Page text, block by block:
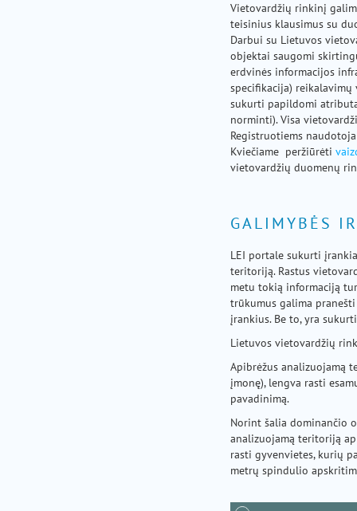
Vietovardžių rinkinį
teisinius klausimus su
Darbui su Lietuvos
objektai saugomi
erdvinės informacijos
specifikacija)
sukurti papildomi
norminti). Visa
Registruotiems
Kviečiame peržiūrėti
vietovardžių duomenų
GALIMYBĖS
LEI portale sukurti
teritoriją. Rastus
metu tokią informaciją
trūkumus galima
įrankius. Be to, yra
Lietuvos vietovardžių
Apibrėžus analizuojamą
įmonę), lengva rasti
pavadinimą.
Norint šalia dominančio
analizuojamą teritoriją
rasti gyvenvietes, kurių
metrų spindulio